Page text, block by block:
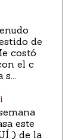
de
costó
el c
este
) de la